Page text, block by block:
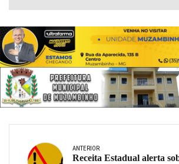
ANTERIOR
Receita Estadual alerta